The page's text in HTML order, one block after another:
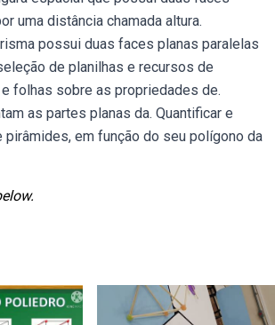
uma distância chamada altura.
possui duas faces planas paralelas
de planilhas e recursos de
folhas sobre as propriedades de.
as partes planas da. Quantificar e
em função do seu polígono da